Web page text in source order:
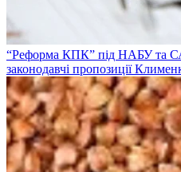
“Реформа КПК” під НАБУ та
законодавчі пропозиції